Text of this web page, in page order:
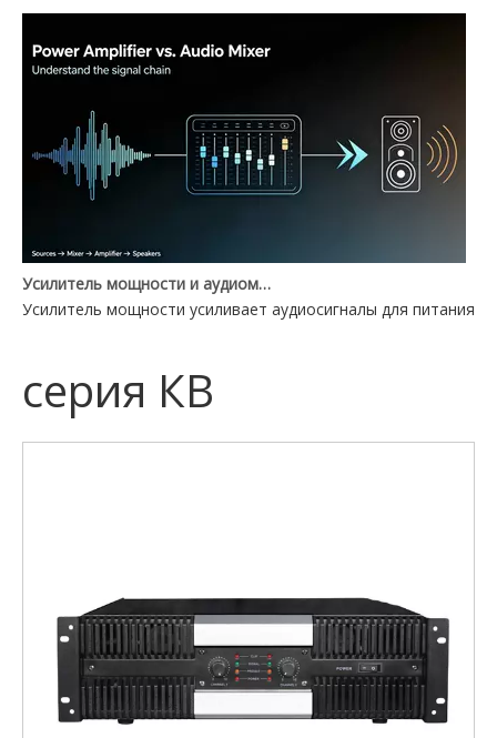
Усилитель мощности и аудиомикшер: в чем разница?
Усилитель мощности усиливает аудиосигналы для питания
серия КВ